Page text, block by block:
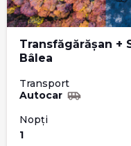
Transfăgărășan +
Bâlea
Transport
Autocar
Nopți
1